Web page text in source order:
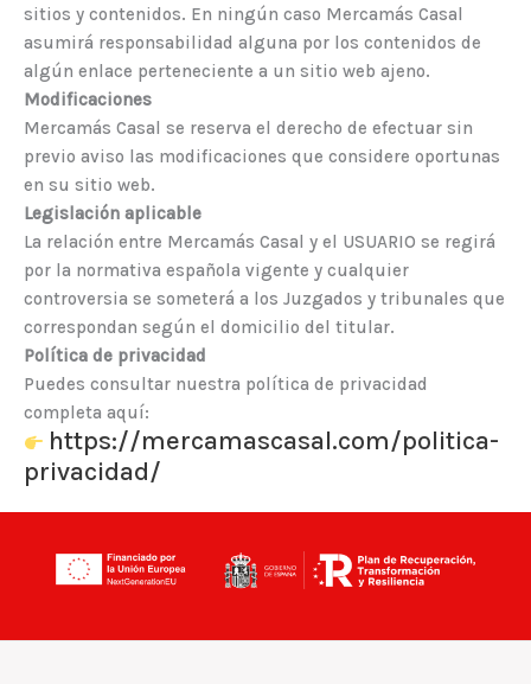
sitios y contenidos. En ningún caso Mercamás Casal
asumirá responsabilidad alguna por los contenidos de
algún enlace perteneciente a un sitio web ajeno.
Modificaciones
Mercamás Casal se reserva el derecho de efectuar sin
previo aviso las modificaciones que considere oportunas
en su sitio web.
Legislación aplicable
La relación entre Mercamás Casal y el USUARIO se regirá
por la normativa española vigente y cualquier
controversia se someterá a los Juzgados y tribunales que
correspondan según el domicilio del titular.
Política de privacidad
Puedes consultar nuestra política de privacidad
completa aquí:
https://mercamascasal.com/politica-
privacidad/